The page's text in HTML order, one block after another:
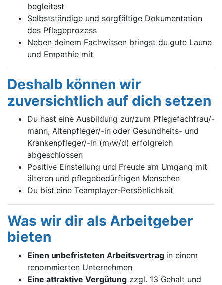
begleitest
Selbstständige und sorgfältige Dokumentation
des Pflegeprozess
Neben deinem Fachwissen bringst du gute Laune
und Empathie mit
Deshalb können wir
zuversichtlich auf dich setzen
Du hast eine Ausbildung zur/zum Pflegefachfrau/-
mann, Altenpfleger/-in oder Gesundheits- und
Krankenpfleger/-in (m/w/d) erfolgreich
abgeschlossen
Positive Einstellung und Freude am Umgang mit
älteren und pflegebedürftigen Menschen
Du bist eine Teamplayer-Persönlichkeit
Was wir dir als Arbeitgeber
bieten
Einen unbefristeten Arbeitsvertrag in einem
renommierten Unternehmen
Eine attraktive Vergütung zzgl. 13 Gehalt und